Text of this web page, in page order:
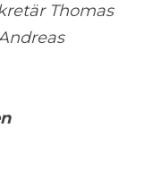
Thomas